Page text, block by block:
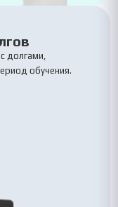
долгами,
обучения.